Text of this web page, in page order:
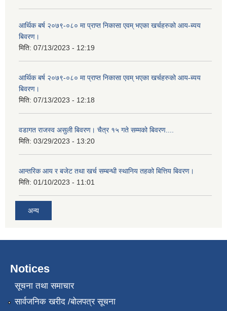
आर्थिक बर्ष २०७९-०८० मा प्राप्त निकासा एवम् भएका खर्चहरुको आय-ब्यय
बिवरण।
मिति: 07/13/2023 - 12:19
आर्थिक बर्ष २०७९-०८० मा प्राप्त निकासा एवम् भएका खर्चहरुको आय-ब्यय
बिवरण।
मिति: 07/13/2023 - 12:18
वडागत राजस्व असुली बिवरण। चैत्र १५ गते सम्मको बिवरण....
मिति: 03/29/2023 - 13:20
आन्तरिक आय र बजेट तथा खर्च सम्बन्धी स्थानिय तहको बित्तिय बिवरण।
मिति: 01/10/2023 - 11:01
अन्य
Notices
सूचना तथा समाचार
सार्वजनिक खरीद /बोलपत्र सूचना